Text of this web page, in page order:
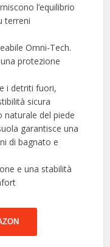
l’equilibrio
terreni
Omni-Tech.
protezione
i detriti fuori,
sicura
naturale del piede
garantisce una
di bagnato e
e una stabilità